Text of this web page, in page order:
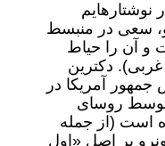
نوشتارهایم
سعی در منبسط
و آن را حیاط
دکترین
آمریکا در
توسط روسای
است (از جمله
بر اصل «اول